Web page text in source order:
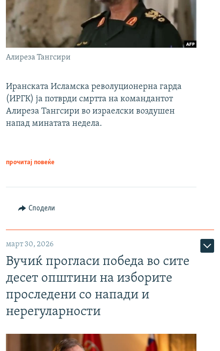
Алиреза Тангсири
Иранската Исламска револуционерна гарда
(ИРГК) ја потврди смртта на командантот
Алиреза Тангсири во израелски воздушен
напад минатата недела.
прочитај повеќе
Сподели
март 30, 2026
Вучиќ прогласи победа во сите
десет општини на изборите
проследени со напади и
нерегуларности